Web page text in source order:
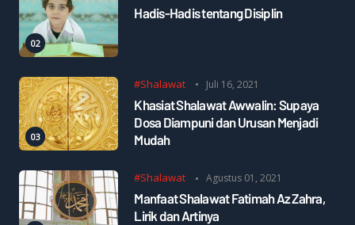
Hadis-Hadis tentang Disiplin
#Shalawat Juli 16, 2021
Khasiat Shalawat Awwalin: Supaya
Dosa Diampuni dan Urusan Menjadi
Mudah
#Shalawat Agustus 01, 2021
Manfaat Shalawat Fatimah Az Zahra,
Lirik dan Artinya